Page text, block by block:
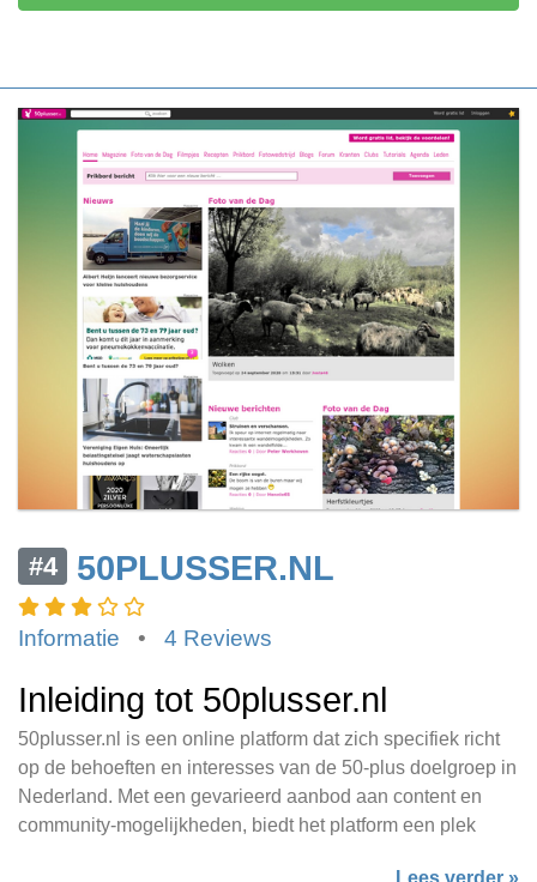
#4 50PLUSSER.NL
Informatie • 4 Reviews
Inleiding tot 50plusser.nl
50plusser.nl is een online platform dat zich specifiek richt
op de behoeften en interesses van de 50-plus doelgroep in
Nederland. Met een gevarieerd aanbod aan content en
community-mogelijkheden, biedt het platform een plek
Lees verder »